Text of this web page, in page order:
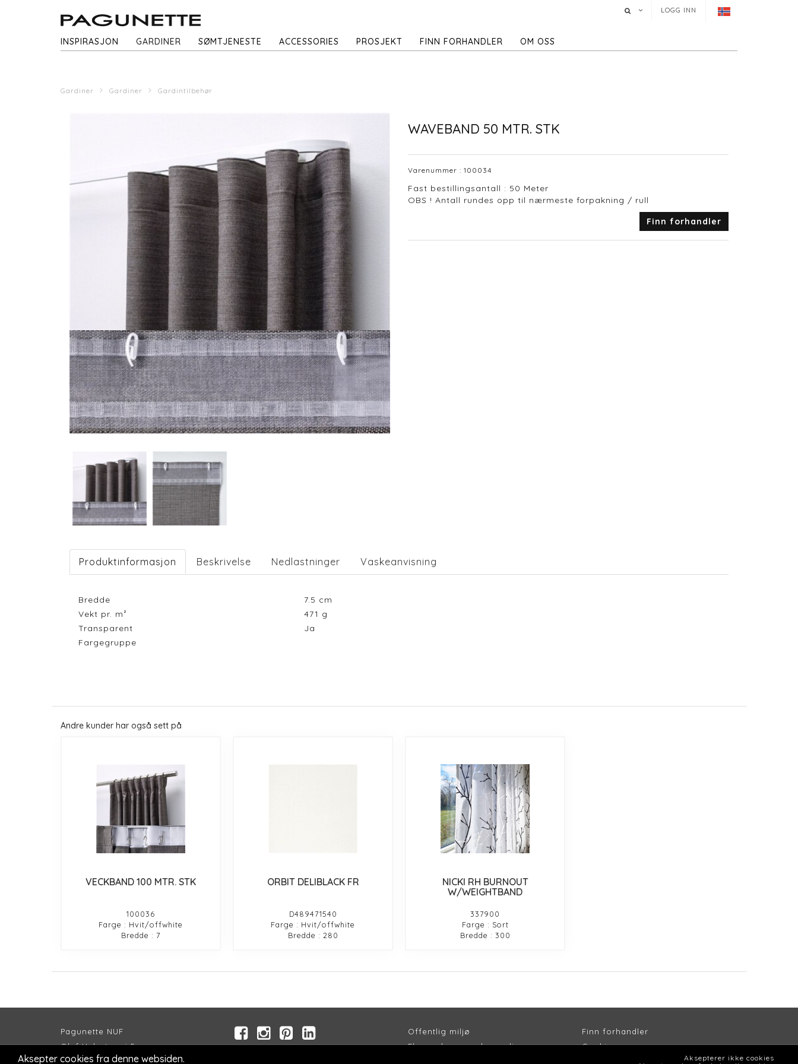
LOGG INN
INSPIRASJON GARDINER SØMTJENESTE ACCESSORIES PROSJEKT FINN FORHANDLER OM OSS
Gardiner Gardiner Gardintilbehør
WAVEBAND 50 MTR. STK
Varenummer : 100034
Fast bestillingsantall : 50 Meter
OBS ! Antall rundes opp til nærmeste forpakning / rull
Finn forhandler
Produktinformasjon Beskrivelse Nedlastninger Vaskeanvisning
Bredde 7.5 cm
Vekt pr. m²
471 g
Transparent
Ja
Fargegruppe
Andre kunder har også sett på
VECKBAND 100 MTR. STK
100036
Farge : Hvit/offwhite
Bredde : 7
ORBIT DELIBLACK FR
D489471540
Farge : Hvit/offwhite
Bredde : 280
NICKI RH BURNOUT
W/WEIGHTBAND
337900
Farge : Sort
Bredde : 300
Pagunette NUF
Olaf Helsets vei 5
NO-0694 OSLO
Offentlig miljø
Flammehemmende gardiner
Finn forhandler
Cookies
Aksepter cookies fra denne websiden.
Aksepterer ikke cookies